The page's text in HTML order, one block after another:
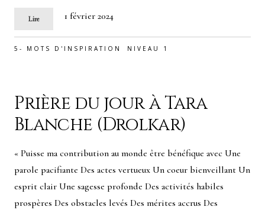
Lire 1 février 2024
5- MOTS D'INSPIRATION NIVEAU 1
Prière du jour à Tara
Blanche (Drolkar)
« Puisse ma contribution au monde être bénéfique avec Une
parole pacifiante Des actes vertueux Un coeur bienveillant Un
esprit clair Une sagesse profonde Des activités habiles
prospères Des obstacles levés Des mérites accrus Des